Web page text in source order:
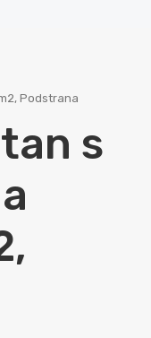
Podstrana
s